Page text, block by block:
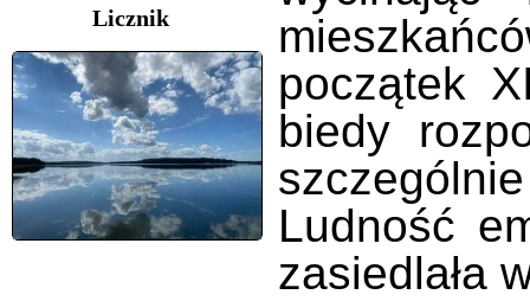
Licznik
początek
biedy
Ludność
zasiedlała